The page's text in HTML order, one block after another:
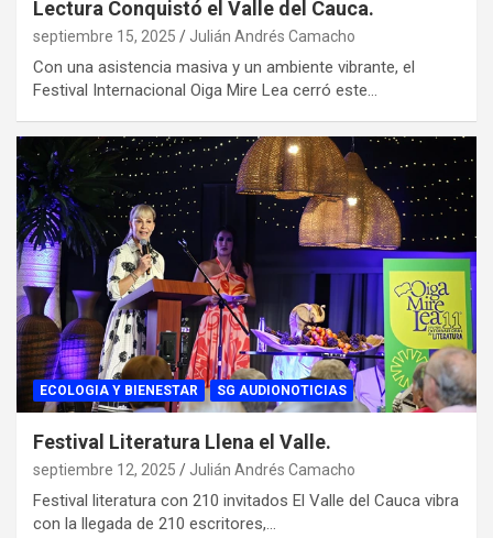
Lectura Conquistó el Valle del Cauca.
septiembre 15, 2025 Julián Andrés Camacho
Con una asistencia masiva y un ambiente vibrante, el
Festival Internacional Oiga Mire Lea cerró este…
ECOLOGIA Y BIENESTAR SG AUDIONOTICIAS
Festival Literatura Llena el Valle.
septiembre 12, 2025 Julián Andrés Camacho
Festival literatura con 210 invitados El Valle del Cauca vibra
con la llegada de 210 escritores,…